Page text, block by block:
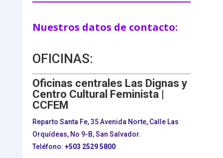
Nuestros datos de contacto:
OFICINAS:
Oficinas centrales Las Dignas y
Centro Cultural Feminista |
CCFEM
Reparto Santa Fe, 35 Avenida Norte, Calle Las
Orquídeas, No 9-B, San Salvador.
Teléfono: +503 2529 5800